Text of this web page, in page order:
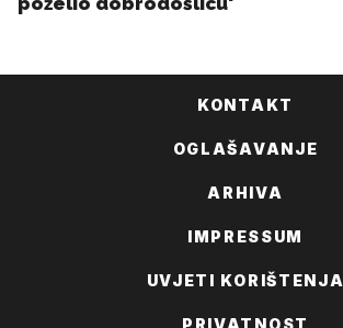
KONTAKT
OGLAŠAVANJE
ARHIVA
IMPRESSUM
UVJETI KORIŠTENJA
PRIVATNOST